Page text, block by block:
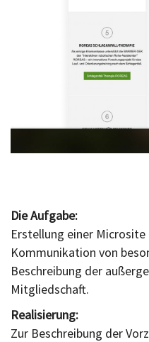
Die Aufgabe:
Erstellung einer
Kommunikation von
Beschreibung der
Mitgliedschaft.
Realisierung:
Zur Beschreibung der